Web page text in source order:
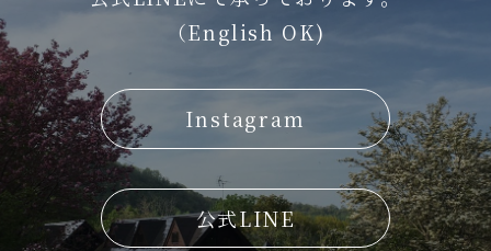
（English OK)
Instagram
公式LINE